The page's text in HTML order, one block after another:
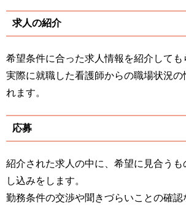
求人の紹介
希望条件に合った求人情報を紹介しても
実際に就職した看護師からの職場状況の
れます。
応募
紹介された求人の中に、希望に見合うも
し込みをします。
勤務条件の交渉や聞きづらいことの確認